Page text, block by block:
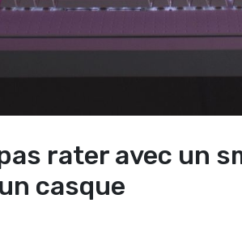
rater avec un
casque